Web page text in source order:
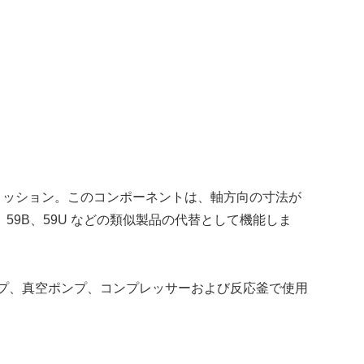
ション。このコンポーネントは、軸方向の寸法が
、59U などの類似製品の代替として機能しま
真空ポンプ、コンプレッサーおよび反応釜で使用